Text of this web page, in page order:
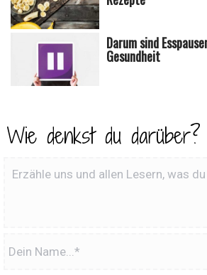
Darum sind
Gesundheit
Wie denkst du darüber?